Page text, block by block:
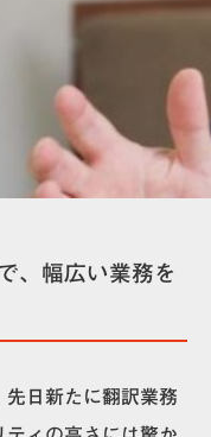
、幅広い業務を
先日新たに翻訳業務